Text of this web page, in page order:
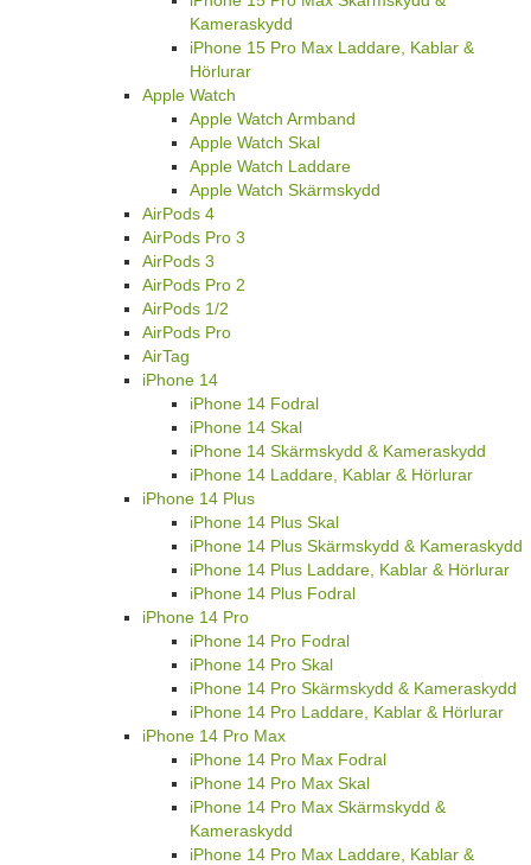
Kameraskydd
iPhone 15 Pro Max Laddare, Kablar &
Hörlurar
Apple Watch
Apple Watch Armband
Apple Watch Skal
Apple Watch Laddare
Apple Watch Skärmskydd
AirPods 4
AirPods Pro 3
AirPods 3
AirPods Pro 2
AirPods 1/2
AirPods Pro
AirTag
iPhone 14
iPhone 14 Fodral
iPhone 14 Skal
iPhone 14 Skärmskydd & Kameraskydd
iPhone 14 Laddare, Kablar & Hörlurar
iPhone 14 Plus
iPhone 14 Plus Skal
iPhone 14 Plus Skärmskydd & Kameraskydd
iPhone 14 Plus Laddare, Kablar & Hörlurar
iPhone 14 Plus Fodral
iPhone 14 Pro
iPhone 14 Pro Fodral
iPhone 14 Pro Skal
iPhone 14 Pro Skärmskydd & Kameraskydd
iPhone 14 Pro Laddare, Kablar & Hörlurar
iPhone 14 Pro Max
iPhone 14 Pro Max Fodral
iPhone 14 Pro Max Skal
iPhone 14 Pro Max Skärmskydd &
Kameraskydd
iPhone 14 Pro Max Laddare, Kablar &